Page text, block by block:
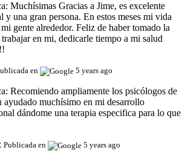
Muchísimas Gracias a Jime, es excelente
y una gran persona. En estos meses mi vida
gente alrededor. Feliz de haber tomado la
en mi, dedicarle tiempo a mi salud
en 5 years ago
Recomiendo ampliamente los psicólogos de
ayudado muchísimo en mi desarrollo
dándome una terapia especifica para lo que
Publicada en 5 years ago